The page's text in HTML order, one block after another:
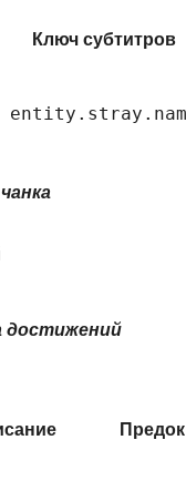
Ключ субтитров
Предок